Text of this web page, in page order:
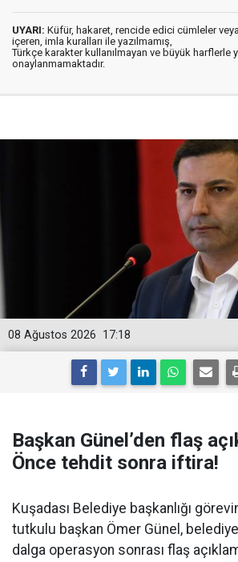
UYARI: Küfür, hakaret, rencide edici cümleler
içeren, imla kuralları ile yazılmamış,
Türkçe karakter kullanılmayan ve büyük harflerle
onaylanmamaktadır.
17:18
08 Ağustos 2026
Başkan Günel’den flaş
Önce tehdit sonra iftira!
Kuşadası Belediye başkanlığı
tutkulu başkan Ömer Günel,
dalga operasyon sonrası flaş